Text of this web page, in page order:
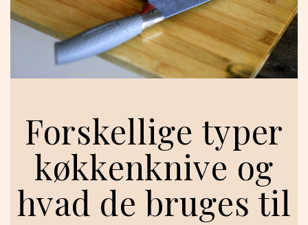
Forskellige typer
køkkenknive og
hvad de bruges til